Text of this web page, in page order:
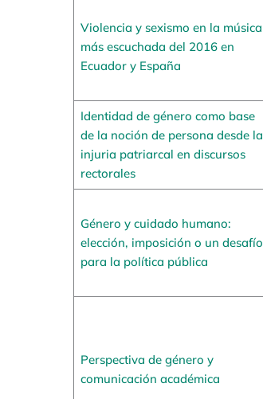
Violencia y sexismo en la música
más escuchada del 2016 en
Ecuador y España
Identidad de género como base
de la noción de persona desde la
injuria patriarcal en discursos
rectorales
Género y cuidado humano:
elección, imposición o un desafío
para la política pública
Perspectiva de género y
comunicación académica